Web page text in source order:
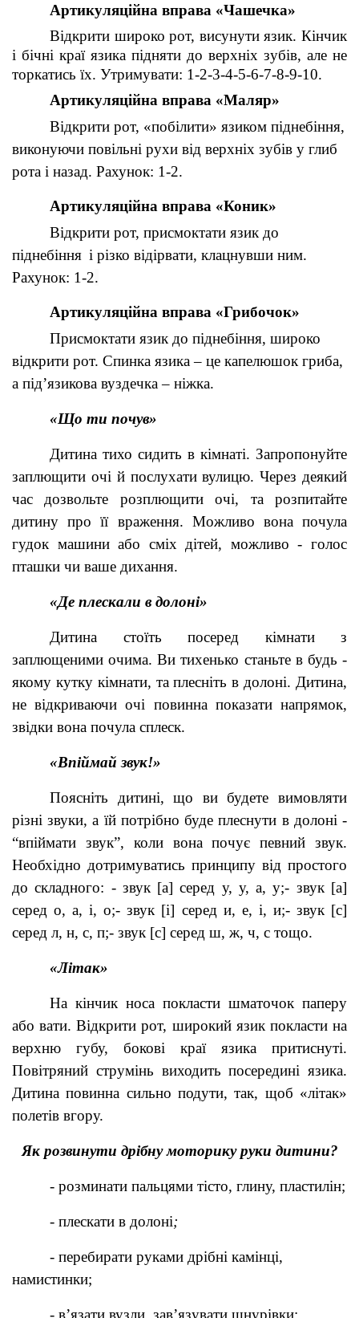
Артикуляційна вправа «Чашечка»
Відкрити широко рот, висунути язик. Кінчик
і бічні краї язика підняти до верхніх зубів, але не
торкатись їх. Утримувати: 1-2-3-4-5-6-7-8-9-10.
Артикуляційна вправа «Маляр»
Відкрити рот, «побілити» язиком піднебіння,
виконуючи повільні рухи від верхніх зубів у глиб
рота і назад. Рахунок: 1-2.
Артикуляційна вправа «Коник»
Відкрити рот, присмоктати язик до
піднебіння і різко відірвати, клацнувши ним.
Рахунок: 1-2.
Артикуляційна вправа «Грибочок»
Присмоктати язик до піднебіння, широко
відкрити рот. Спинка язика – це капелюшок гриба,
а підʼязикова вуздечка – ніжка.
«Що ти почув»
Дитина тихо сидить в кімнаті. Запропонуйте
заплющити очі й послухати вулицю. Через деякий
час дозвольте розплющити очі, та розпитайте
дитину про її враження. Можливо вона почула
гудок машини або сміх дітей, можливо - голос
пташки чи ваше дихання.
«Де плескали в долоні»
Дитина стоїть посеред кімнати з
заплющеними очима. Ви тихенько станьте в будь -
якому кутку кімнати, та плесніть в долоні. Дитина,
не відкриваючи очі повинна показати напрямок,
звідки вона почула сплеск.
«Впіймай звук!»
Поясніть дитині, що ви будете вимовляти
різні звуки, а їй потрібно буде плеснути в долоні -
“впіймати звук”, коли вона почує певний звук.
Необхідно дотримуватись принципу від простого
до складного: - звук [а] серед у, у, а, у;- звук [а]
серед о, а, і, о;- звук [і] серед и, е, і, и;- звук [с]
серед л, н, с, п;- звук [с] серед ш, ж, ч, с тощо.
«Літак»
На кінчик носа покласти шматочок паперу
або вати. Відкрити рот, широкий язик покласти на
верхню губу, бокові краї язика притиснуті.
Повітряний струмінь виходить посередині язика.
Дитина повинна сильно подути, так, щоб «літак»
полетів вгору.
Як розвинути дрібну моторику руки дитини?
- розминати пальцями тісто, глину, пластилін;
- плескати в долоні;
- перебирати руками дрібні камінці,
намистинки;
- в’язати вузли, зав’язувати шнурівки;